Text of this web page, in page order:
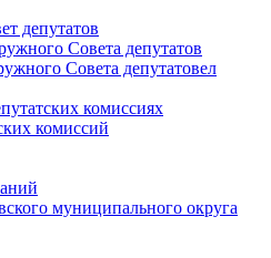
депутатов
Совета депутатов
Совета депутатовел
комиссиях
комиссий
муниципального округа